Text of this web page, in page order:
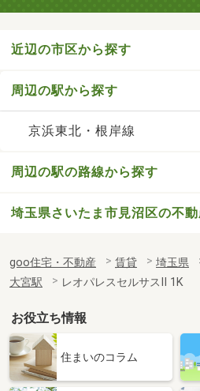
近辺の市区から探す
周辺の駅から探す
京浜東北・根岸線
周辺の駅の路線から探す
埼玉県さいたま市見沼区の不
goo住宅・不動産 賃貸 埼玉県
大宮駅
レオパレスセルサスⅡ 1K
お役立ち情報
住まいのコラム